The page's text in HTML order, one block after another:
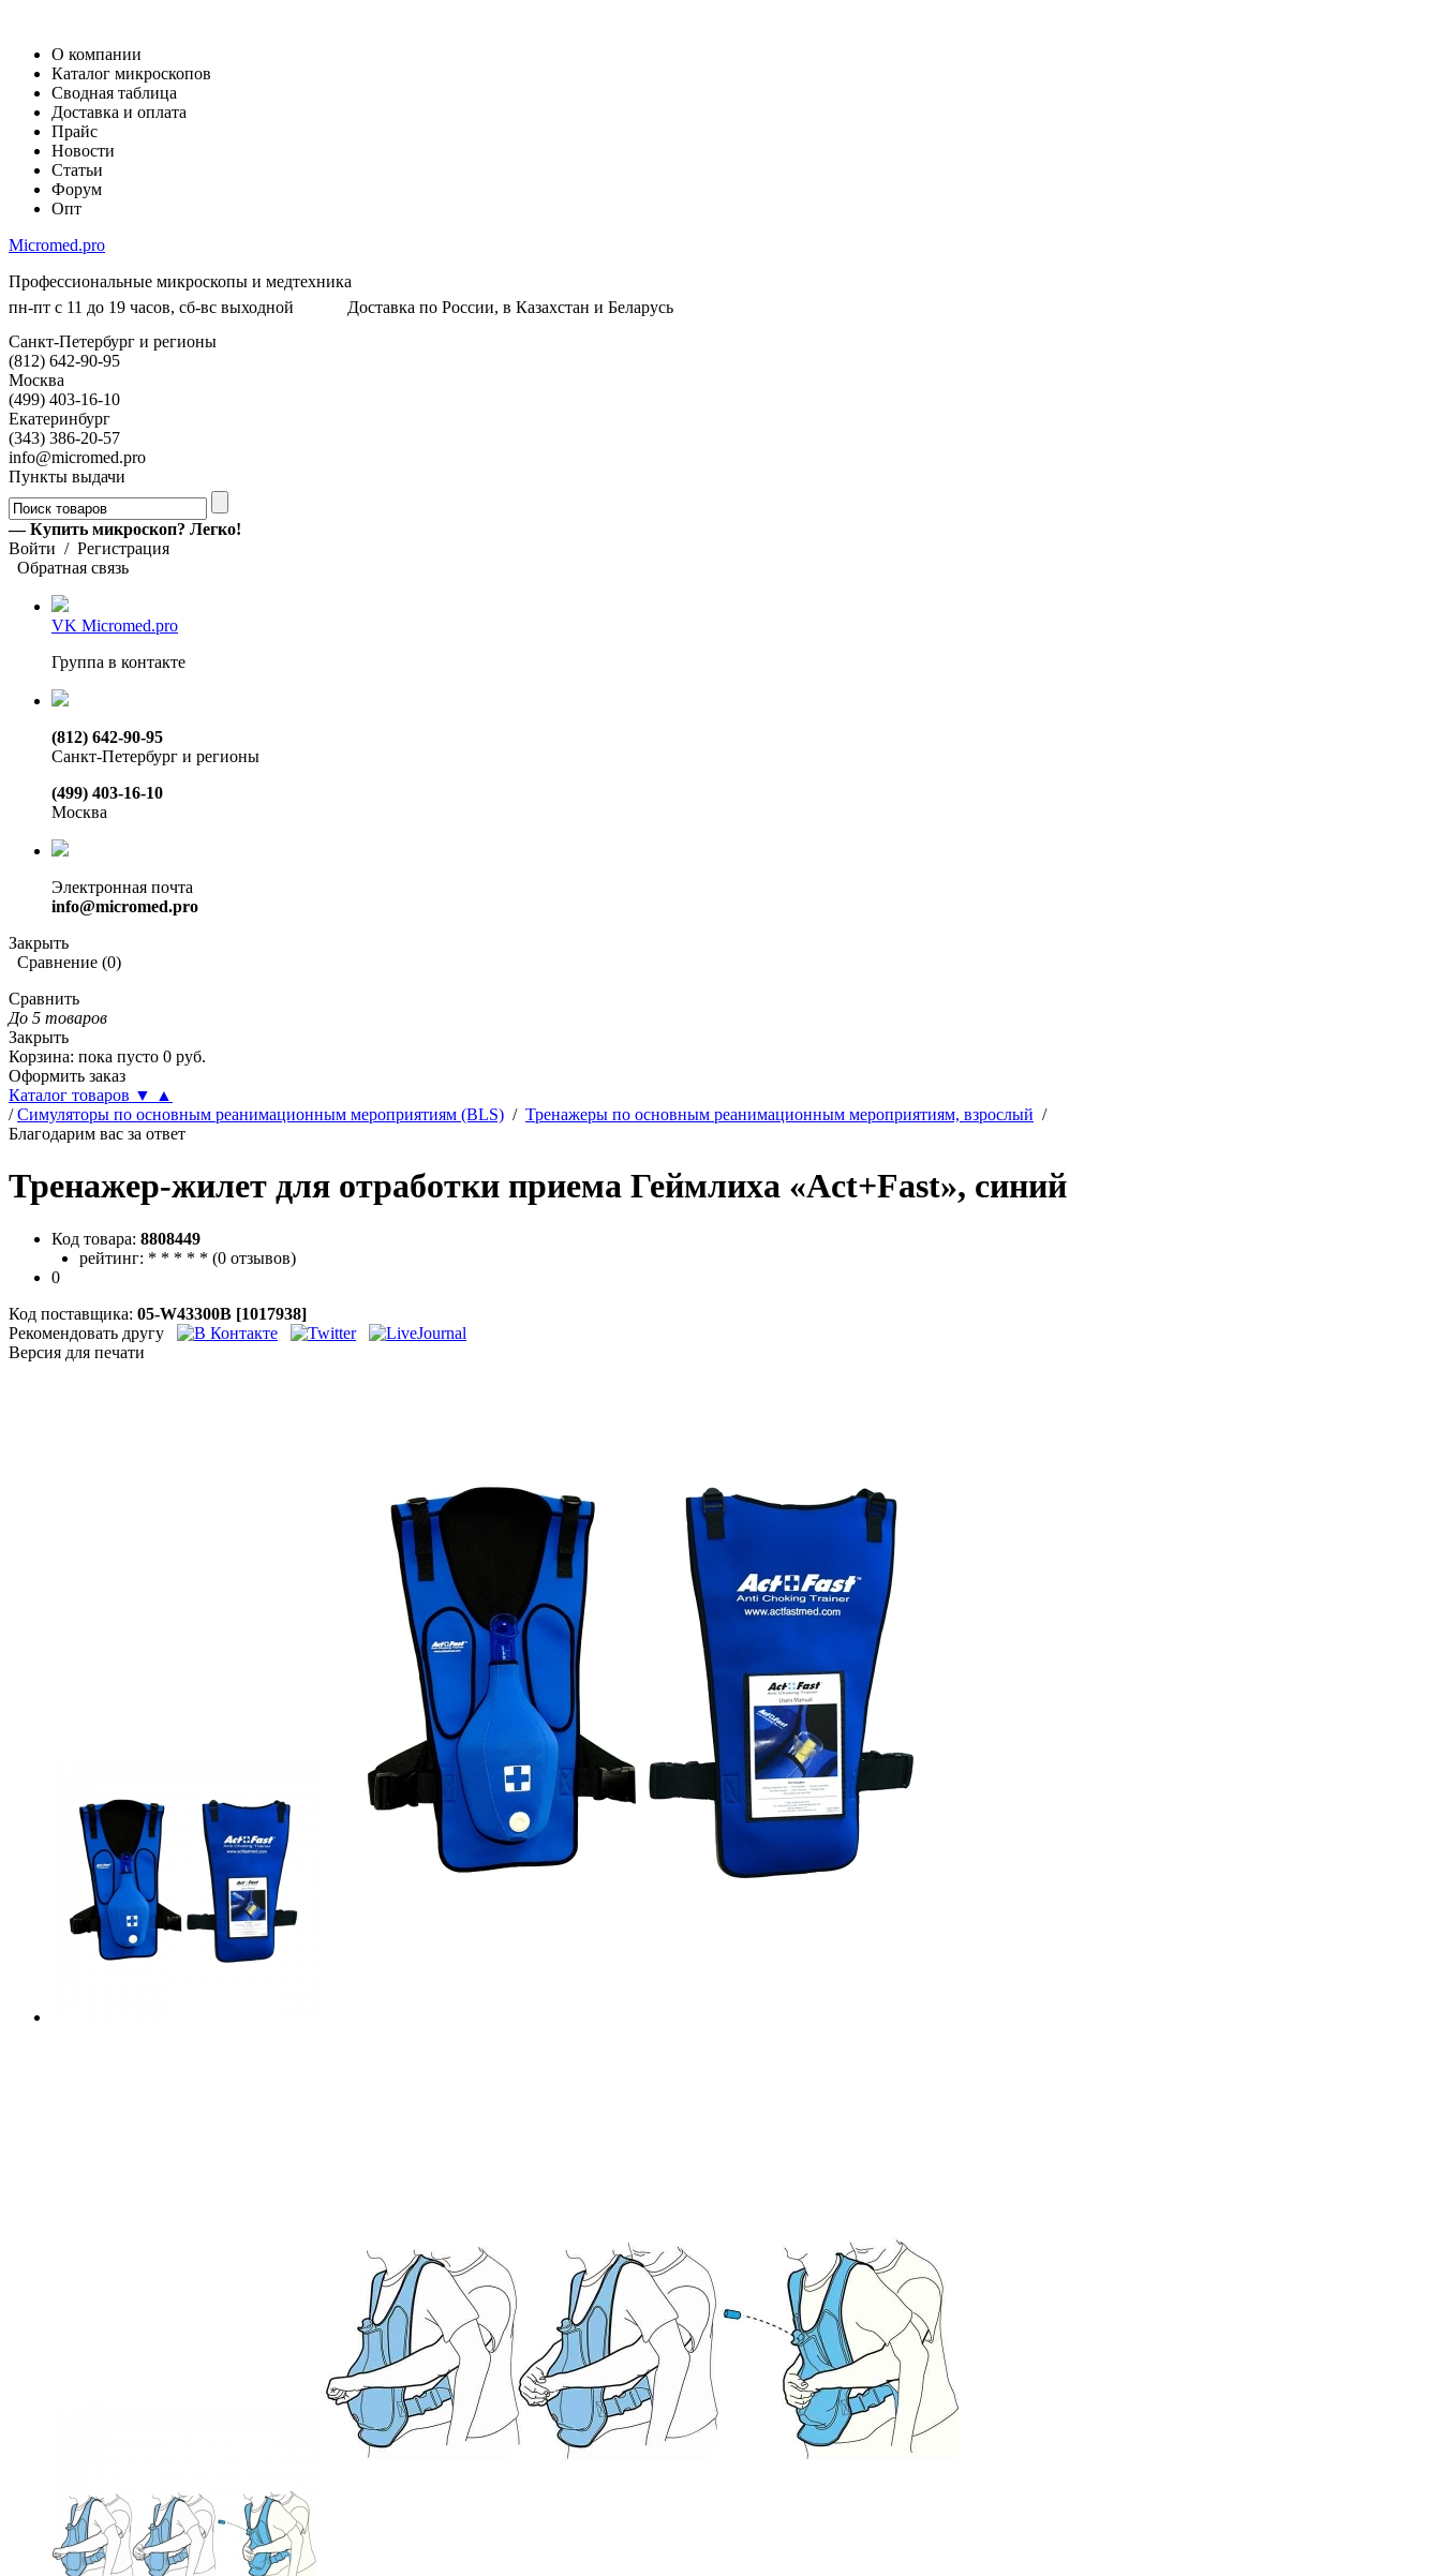
О компании
Каталог микроскопов
Сводная таблица
Доставка и оплата
Прайс
Новости
Статьи
Форум
Опт
Micromed.pro
Профессиональные микроскопы и медтехника
пн-пт с 11 до 19 часов, сб-вс выходной
Доставка по России, в Казахстан и Беларусь
Санкт-Петербург и регионы
(812) 642-90-95
Москва
(499) 403-16-10
Екатеринбург
(343) 386-20-57
info@micromed.pro
Пункты выдачи
— Купить микроскоп? Легко!
Войти / Регистрация
Обратная связь
VK Micromed.pro
Группа в контакте
(812) 642-90-95
Санкт-Петербург и регионы
(499) 403-16-10
Москва
Электронная почта
info@micromed.pro
Закрыть
Сравнение (0)
Сравнить
До 5 товаров
Закрыть
Корзина: пока пусто 0 руб.
Оформить заказ
Каталог товаров ▼
▲
/ Симуляторы по основным реанимационным мероприятиям (BLS) / Тренажеры по основным реанимационным мероприятиям, взрослый /
Благодарим вас за ответ
Тренажер-жилет для отработки приема Геймлиха «Act+Fast», синий
Код товара: 8808449
рейтинг: * * * * * (0 отзывов)
0
Код поставщика: 05-W43300B [1017938]
Рекомендовать другу
Версия для печати